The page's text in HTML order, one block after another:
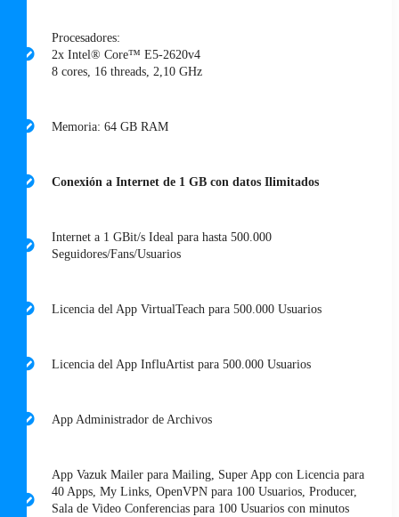
Procesadores:
2x Intel® Core™ E5-2620v4
8 cores, 16 threads, 2,10 GHz
Memoria: 64 GB RAM
Conexión a Internet de 1 GB con datos Ilimitados
Internet a 1 GBit/s Ideal para hasta 500.000
Seguidores/Fans/Usuarios
Licencia del App VirtualTeach para 500.000 Usuarios
Licencia del App InfluArtist para 500.000 Usuarios
App Administrador de Archivos
App Vazuk Mailer para Mailing, Super App con Licencia para
40 Apps, My Links, OpenVPN para 100 Usuarios, Producer,
Sala de Video Conferencias para 100 Usuarios con minutos